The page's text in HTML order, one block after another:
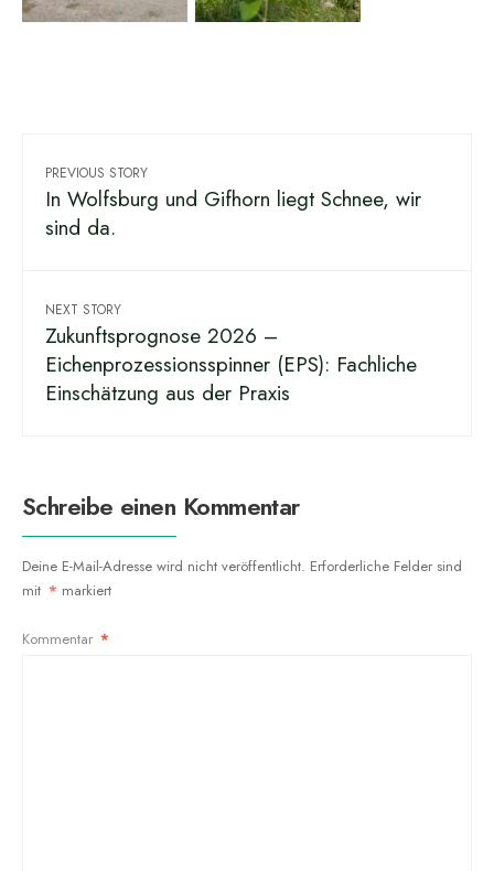
PREVIOUS STORY
In Wolfsburg und Gifhorn liegt Schnee, wir
sind da.
NEXT STORY
Zukunftsprognose 2026 –
Eichenprozessionsspinner (EPS): Fachliche
Einschätzung aus der Praxis
Schreibe einen Kommentar
Deine E-Mail-Adresse wird nicht veröffentlicht. Erforderliche Felder sind
mit * markiert
Kommentar *